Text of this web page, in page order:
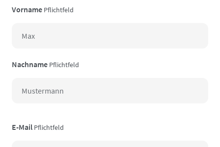
Vorname Pflichtfeld
Nachname Pflichtfeld
E-Mail Pflichtfeld